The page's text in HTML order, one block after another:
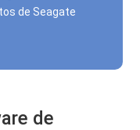
de Seagate
de